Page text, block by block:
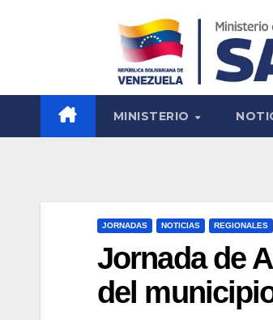
MINISTERIO
JORNADAS NOTICIAS REGIONALES
Jornada de
del